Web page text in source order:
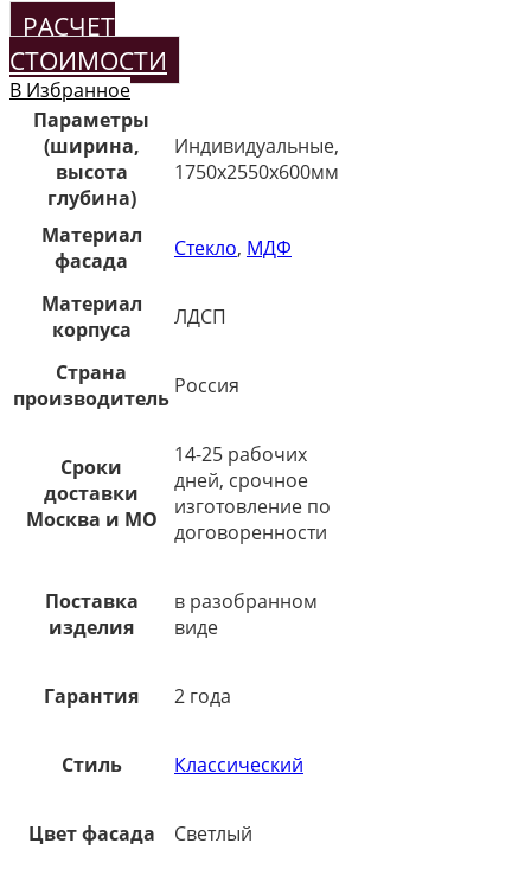
РАСЧЕТ
СТОИМОСТИ
В Избранное
Параметры
(ширина,
высота
глубина)
Индивидуальные,
1750х2550х600мм
Материал
фасада
Стекло, МДФ
Материал
корпуса
ЛДСП
Страна
производитель Россия
Сроки
доставки
Москва и МО
14-25 рабочих
дней, срочное
изготовление по
договоренности
Поставка
изделия
в разобранном
виде
Гарантия 2 года
Стиль Классический
Цвет фасада
Светлый